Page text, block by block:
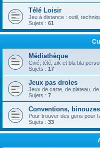
Télé Loisir
Jeu à distance : outil,
Sujets : 61
Médiathèque
Ciné, télé, zik et bla bla
Sujets : 17
Jeux pas droles
Jeux de carte, de plateau, de
Sujets : 7
Conventions,
Pour trouver des gens pour
Sujets : 33